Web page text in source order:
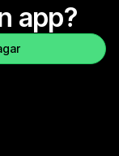
app?